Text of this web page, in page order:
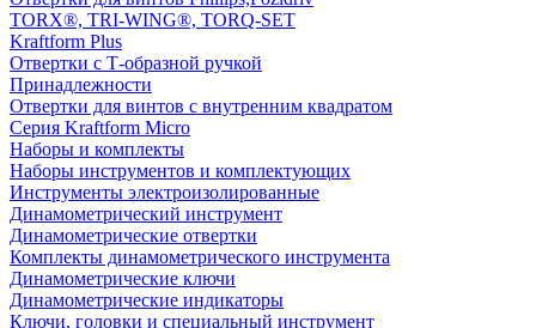
TORX®, TRI-WING®, TORQ-SET
Kraftform Plus
Отвертки с Т-образной ручкой
Принадлежности
Отвертки для винтов с внутренним квадратом
Серия Kraftform Micro
Наборы и комплекты
Наборы инструментов и комплектующих
Инструменты электроизолированные
Динамометрический инструмент
Динамометрические отвертки
Комплекты динамометрического инструмента
Динамометрические ключи
Динамометрические индикаторы
Ключи, головки и специальный инструмент